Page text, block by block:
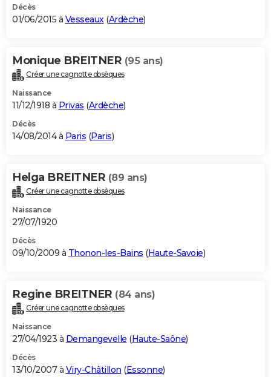
Décès
01/06/2015 à Vesseaux(Ardèche)
Monique BREITNER (95 ans)
Créer une cagnotte obsèques
Naissance
11/12/1918 à Privas (Ardèche)
Décès
14/08/2014 à Paris (Paris)
Helga BREITNER (89 ans)
Créer une cagnotte obsèques
Naissance
27/07/1920
Décès
09/10/2009 à Thonon-les-Bains (Haute-Savoie)
Regine BREITNER (84 ans)
Créer une cagnotte obsèques
Naissance
27/04/1923 à Demangevelle (Haute-Saône)
Décès
13/10/2007 à Viry-Châtillon (Essonne)